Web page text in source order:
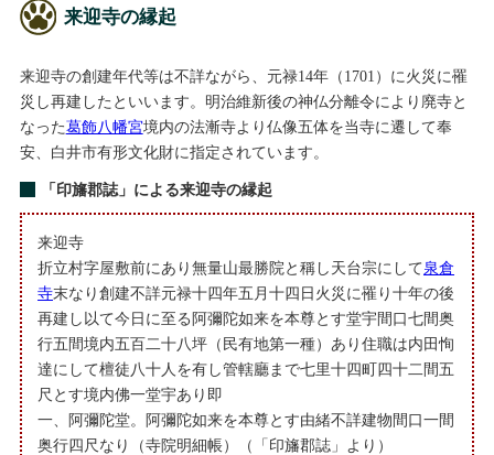
来迎寺の縁起
来迎寺の創建年代等は不詳ながら、元禄14年（1701）に火災に罹
災し再建したといいます。明治維新後の神仏分離令により廃寺と
なった葛飾八幡宮境内の法漸寺より仏像五体を当寺に遷して奉
安、白井市有形文化財に指定されています。
「印旛郡誌」による来迎寺の縁起
来迎寺
折立村字屋敷前にあり無量山最勝院と稱し天台宗にして泉倉
寺末なり創建不詳元禄十四年五月十四日火災に罹り十年の後
再建し以て今日に至る阿彌陀如来を本尊とす堂宇間口七間奥
行五間境内五百二十八坪（民有地第一種）あり住職は内田恂
達にして檀徒八十人を有し管轄廳まで七里十四町四十二間五
尺とす境内佛一堂宇あり即
一、阿彌陀堂。阿彌陀如来を本尊とす由緒不詳建物間口一間
奥行四尺なり（寺院明細帳）（「印旛郡誌」より）